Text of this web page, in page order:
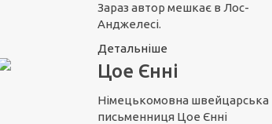
Зараз автор мешкає в Лос-
Анджелесі.
Детальніше
Цое Єнні
Німецькомовна швейцарська
письменниця Цое Єнні